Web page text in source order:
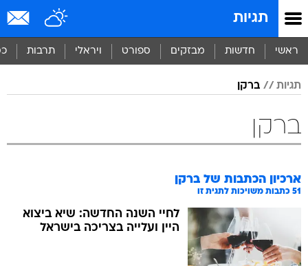
תגיות
ראשי חדשות מבזקים ספורט ויראלי תרבות
תגיות ברקן
ברקן
ארכיון הכתבות של ברקן
51 כתבות משויכות לתגית זו
לחיי השנה החדשה: שיא ביצוא
היין ועלייה בצריכה בישראל